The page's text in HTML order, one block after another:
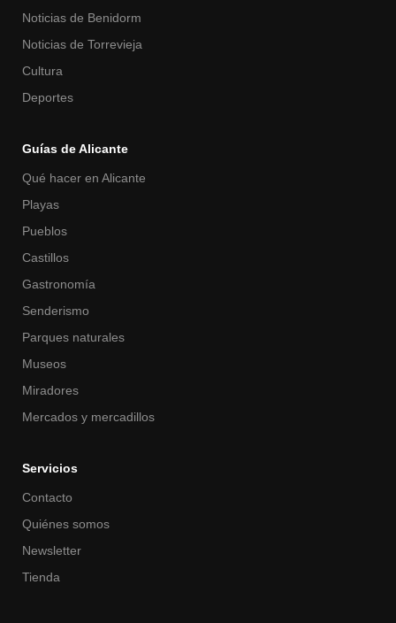
Noticias de Benidorm
Noticias de Torrevieja
Cultura
Deportes
Guías de Alicante
Qué hacer en Alicante
Playas
Pueblos
Castillos
Gastronomía
Senderismo
Parques naturales
Museos
Miradores
Mercados y mercadillos
Servicios
Contacto
Quiénes somos
Newsletter
Tienda